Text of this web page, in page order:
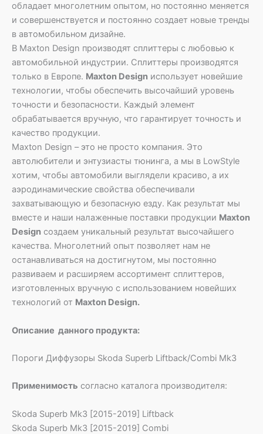
обладает многолетним опытом, но постоянно меняется
и совершенствуется и постоянно создает новые тренды
в автомобильном дизайне.
В Maxton Design производят сплиттеры с любовью к
автомобильной индустрии. Сплиттеры производятся
только в Европе. Maxton Design использует новейшие
технологии, чтобы обеспечить высочайший уровень
точности и безопасности. Каждый элемент
обрабатывается вручную, что гарантирует точность и
качество продукции.
Maxton Design – это не просто компания. Это
автолюбители и энтузиасты тюнинга, а мы в LowStyle
хотим, чтобы автомобили выглядели красиво, а их
аэродинамические свойства обеспечивали
захватывающую и безопасную езду. Как результат мы
вместе и наши налаженные поставки продукции Maxton
Design создаем уникальный результат высочайшего
качества. Многолетний опыт позволяет нам не
останавливаться на достигнутом, мы постоянно
развиваем и расширяем ассортимент сплиттеров,
изготовленных вручную с использованием новейших
технологий от Maxton Design.
Описание данного продукта:
Пороги Диффузоры Skoda Superb Liftback/Combi Mk3
Применимость согласно каталога производителя:
Skoda Superb Mk3 [2015-2019] Liftback
Skoda Superb Mk3 [2015-2019] Combi